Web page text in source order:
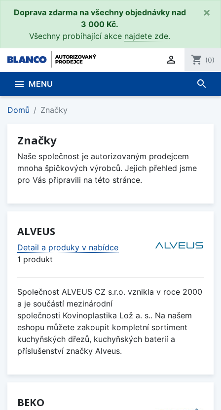
Doprava zdarma na všechny objednávky nad
3 000 Kč.
Všechny probíhající akce najdete zde.
×
 shopping_cart (0)
 MENU search
Domů Značky
Značky
Naše společnost je autorizovaným prodejcem
mnoha špičkových výrobců. Jejich přehled jsme
pro Vás připravili na této stránce.
ALVEUS
Detail a produky v nabídce
1 produkt
Společnost ALVEUS CZ s.r.o. vznikla v roce 2000
a je součástí mezinárodní
společnosti Kovinoplastika Lož a. s.. Na našem
eshopu můžete zakoupit kompletní sortiment
kuchyňských dřezů, kuchyňských baterií a
příslušenství značky Alveus.
BEKO